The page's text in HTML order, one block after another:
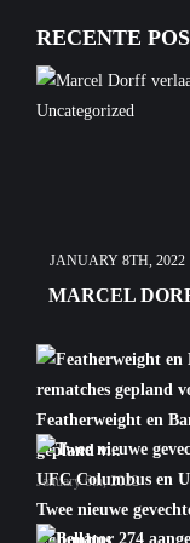
RECENTE
Uncategorized
JANUARY 8TH, 2022
MARCEL
Featherweight en
gepland v...
January 6th, 2022
Twee nieuwe